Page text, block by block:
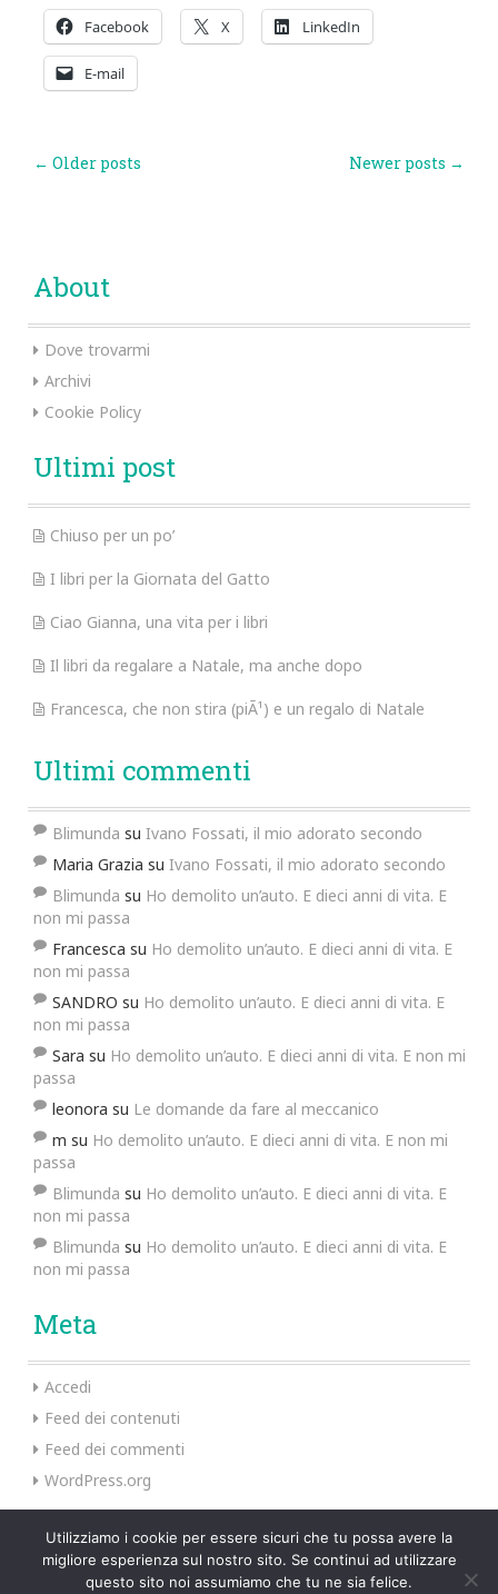
Facebook
X LinkedIn
E-mail
Post
← Older posts Newer posts →
About
Dove trovarmi
Archivi
Cookie Policy
Ultimi post
Chiuso per un po’
I libri per la Giornata del Gatto
Ciao Gianna, una vita per i libri
Il libri da regalare a Natale, ma anche dopo
Francesca, che non stira (piÃ¹) e un regalo di Natale
Ultimi commenti
Blimunda su Ivano Fossati, il mio adorato secondo
Maria Grazia su Ivano Fossati, il mio adorato secondo
Blimunda su Ho demolito un’auto. E dieci anni di vita. E
non mi passa
Francesca su Ho demolito un’auto. E dieci anni di vita. E
non mi passa
SANDRO su Ho demolito un’auto. E dieci anni di vita. E
non mi passa
Sara su Ho demolito un’auto. E dieci anni di vita. E non mi
passa
leonora su Le domande da fare al meccanico
m su Ho demolito un’auto. E dieci anni di vita. E non mi
passa
Blimunda su Ho demolito un’auto. E dieci anni di vita. E
non mi passa
Blimunda su Ho demolito un’auto. E dieci anni di vita. E
non mi passa
Meta
Accedi
Feed dei contenuti
Feed dei commenti
WordPress.org
Preus Theme byInkHive.
Utilizziamo i cookie per essere sicuri che tu possa avere la
migliore esperienza sul nostro sito. Se continui ad utilizzare
questo sito noi assumiamo che tu ne sia felice.